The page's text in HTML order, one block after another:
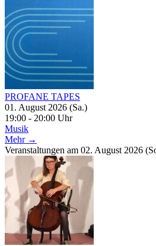
PROFANE TAPES
01. August 2026 (Sa.)
19:00 - 20:00 Uhr
Musik
Mehr →
Veranstaltungen am 02. August 2026